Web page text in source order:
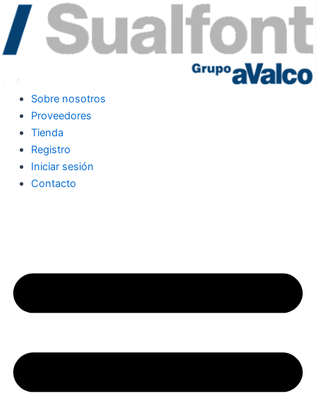
contenido
Sobre nosotros
Proveedores
Tienda
Registro
Iniciar sesión
Contacto